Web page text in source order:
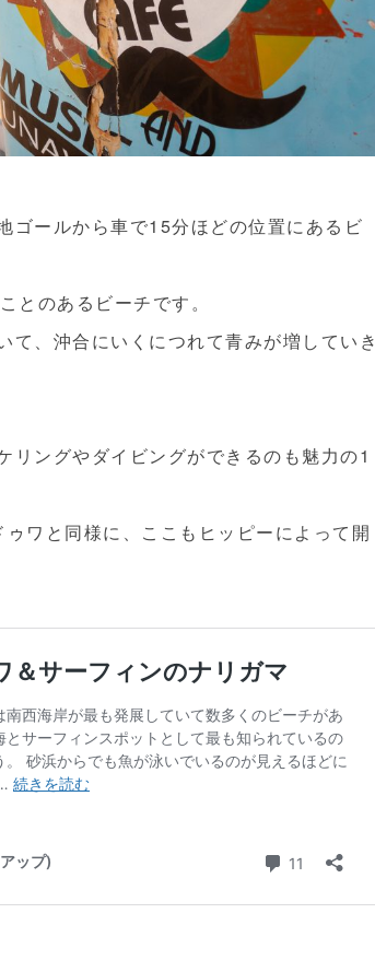
ゴールから車で15分ほどの位置にあるビ
とのあるビーチです。
て、沖合にいくにつれて青みが増していき
リングやダイビングができるのも魅力の1
ワと同様に、ここもヒッピーによって開